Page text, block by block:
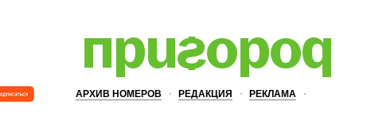
АРХИВ НОМЕРОВ РЕДАКЦИЯ РЕКЛАМА